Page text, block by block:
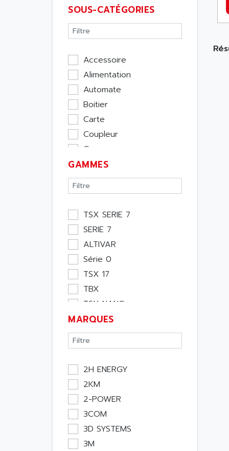
SOUS-CATÉGORIES
Accessoire
Alimentation
Automate
Boitier
Carte
Coupleur
Cpu
Ecran
Entrée / Sortie
Memoire
Module Métier
Moteur
Pupitre Opérateur
Rack
Etude
Software
Variateur
Actif
Consommable
Energie
Optoélectronique
Passif
Bureau
Emballage
Informatique
GAMMES
TSX SERIE 7
SERIE 7
ALTIVAR
Série 0
TSX 17
TBX
TSX NANO
TSX PREMIUM
ASI
APRIL 5000
XUD
TSX MICRO
MAGELIS
TCCX
CCX17
TELEFAST
MARQUES
2H ENERGY
2KM
2-POWER
3COM
3D SYSTEMS
3M